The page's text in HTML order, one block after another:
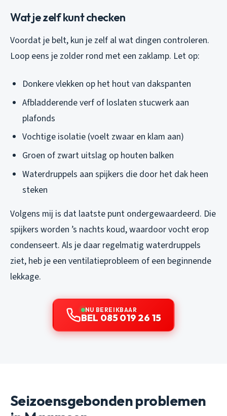
Wat je zelf kunt checken
Voordat je belt, kun je zelf al wat dingen controleren.
Loop eens je zolder rond met een zaklamp. Let op:
Donkere vlekken op het hout van dakspanten
Afbladderende verf of loslaten stucwerk aan
plafonds
Vochtige isolatie (voelt zwaar en klam aan)
Groen of zwart uitslag op houten balken
Waterdruppels aan spijkers die door het dak heen
steken
Volgens mij is dat laatste punt ondergewaardeerd. Die
spijkers worden ’s nachts koud, waardoor vocht erop
condenseert. Als je daar regelmatig waterdruppels
ziet, heb je een ventilatieprobleem of een beginnende
lekkage.
NU BEREIKBAAR
BEL 085 019 26 15
Seizoensgebonden problemen